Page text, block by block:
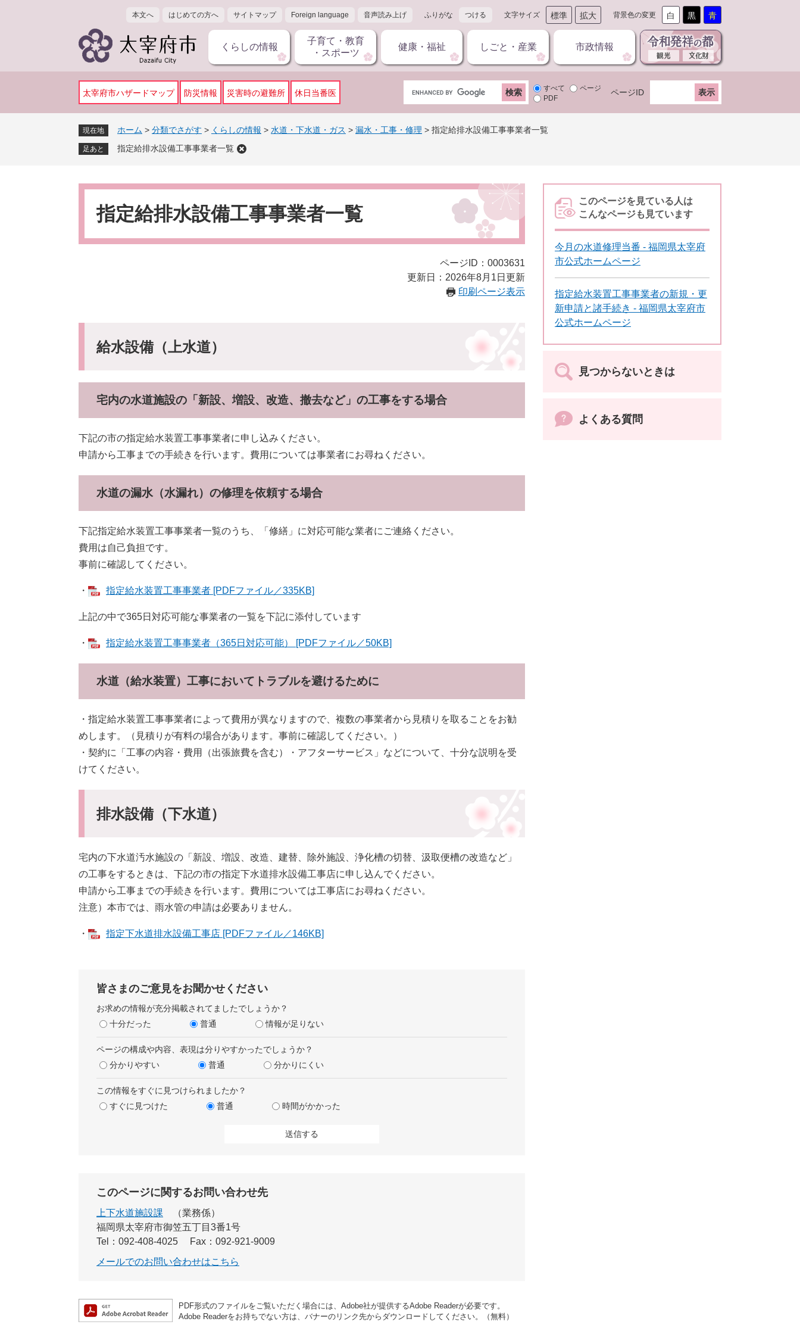
本文へ はじめての方へ サイトマップ Foreign language 音声読み上げ ふりがな つける 文字サイズ 標準 拡大 背景色の変更 白 黒 青
くらしの情報
子育て・教育
・スポーツ
健康・福祉 しごと・産業 市政情報
太宰府市ハザードマップ 防災情報 災害時の避難所 休日当番医
G
o
g
タ
すべて
ページ
PDF
ページID
現在地 ホーム > 分類でさがす > くらしの情報 > 水道・下水道・ガス > 漏水・工事・修理 > 指定給排水設備工事事業者一覧
足あと 指定給排水設備工事事業者一覧
本
指定給排水設備工事事業者一覧
ページID：0003631
更新日：2026年8月1日更新
印刷ページ表示
給水設備（上水道）
宅内の水道施設の「新設、増設、改造、撤去など」の工事をする場合
下記の市の指定給水装置工事事業者に申し込みください。
申請から工事までの手続きを行います。費用については事業者にお尋ねください。
水道の漏水（水漏れ）の修理を依頼する場合
下記指定給水装置工事事業者一覧のうち、「修繕」に対応可能な業者にご連絡ください。
費用は自己負担です。
事前に確認してください。
・ 指定給水装置工事事業者 [PDFファイル／335KB]
上記の中で365日対応可能な事業者の一覧を下記に添付しています
・ 指定給水装置工事事業者（365日対応可能） [PDFファイル／50KB]
​水道（給水装置）工事においてトラブルを避けるために
・指定給水装置工事事業者によって費用が異なりますので、複数の事業者から見積りを取ることをお勧
めします。（見積りが有料の場合があります。事前に確認してください。）
・契約に「工事の内容・費用（出張旅費を含む）・アフターサービス」などについて、十分な説明を受
けてください。
排水設備（下水道）
宅内の下水道汚水施設の「新設、増設、改造、建替、除外施設、浄化槽の切替、汲取便槽の改造など」
の工事をするときは、下記の市の指定下水道排水設備工事店に申し込んでください。
申請から工事までの手続きを行います。費用については工事店にお尋ねください。
注意）本市では、雨水管の申請は必要ありません。
​・ 指定下水道排水設備工事店 [PDFファイル／146KB]
皆さまのご意見をお聞かせください
お求めの情報が充分掲載されてましたでしょうか？
十分だった
普通 情報が足りない
ページの構成や内容、表現は分りやすかったでしょうか？
分かりやすい
普通 分かりにくい
この情報をすぐに見つけられましたか？
すぐに見つけた
普通 時間がかかった
このページに関するお問い合わせ先
上下水道施設課
業務係
福岡県太宰府市御笠五丁目3番1号
Tel：092-408-4025
Fax：092-921-9009
メールでのお問い合わせはこちら
PDF形式のファイルをご覧いただく場合には、Adobe社が提供するAdobe Readerが必要です。
Adobe Readerをお持ちでない方は、バナーのリンク先からダウンロードしてください。（無料）
このページを見ている人は
こんなページも見ています
今月の水道修理当番 - 福岡県太宰府
市公式ホームページ
指定給水装置工事事業者の新規・更
新申請と諸手続き - 福岡県太宰府市
公式ホームページ
見つからないときは
よくある質問